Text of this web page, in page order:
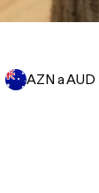
AZN a AUD